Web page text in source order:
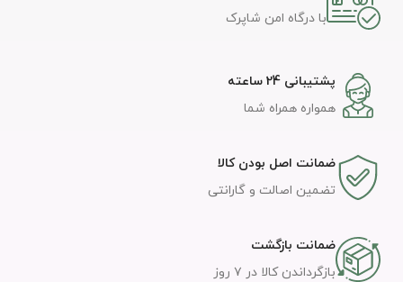
با درگاه امن شاپرک
پشتیبانی 24 ساعته
همواره همراه شما
ضمانت اصل بودن کالا
تضمین اصالت و گارانتی
ضمانت بازگشت
بازگرداندن کالا در ۷ روز